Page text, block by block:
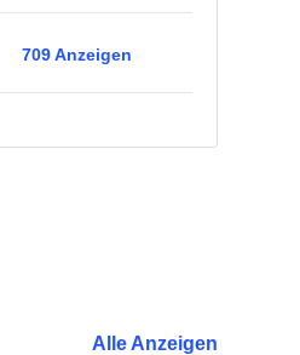
709Anzeigen
Alle Anzeigen